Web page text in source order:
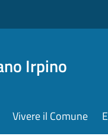
Irpino
Vivere il Comune